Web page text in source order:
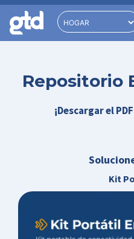
Repositorio
¡Descargar el
Kit